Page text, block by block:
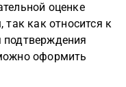
оценке
так как относится к
оформить